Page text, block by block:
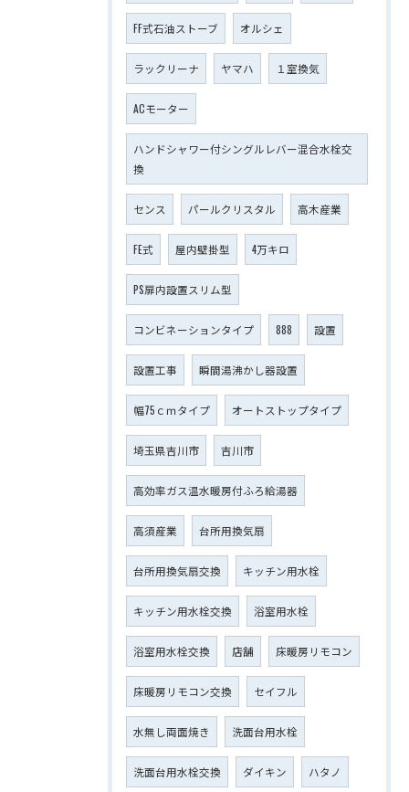
FF式石油ストーブ オルシェ
ラックリーナ ヤマハ １室換気
ACモーター
ハンドシャワー付シングルレバー混合水栓交
換
センス パールクリスタル 高木産業
FE式 屋内壁掛型 4万キロ
PS扉内設置スリム型
コンビネーションタイプ 888 設置
設置工事 瞬間湯沸かし器設置
幅75ｃｍタイプ オートストップタイプ
埼玉県吉川市 吉川市
高効率ガス温水暖房付ふろ給湯器
高須産業 台所用換気扇
台所用換気扇交換 キッチン用水栓
キッチン用水栓交換 浴室用水栓
浴室用水栓交換 店舗 床暖房リモコン
床暖房リモコン交換 セイフル
水無し両面焼き 洗面台用水栓
洗面台用水栓交換 ダイキン ハタノ